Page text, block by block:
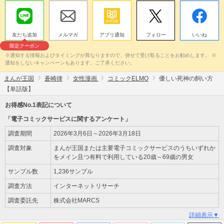
友だち追加
限定クーポン
メルマガ アプリ通知 フォロー いいね
※通知する情報およびタイミングが異なりますので、併せて受け取ることをお勧めします。 ※
通知をしないキャンペーンもあります。ご了承ください。
まんが王国 蒼崎律 女性漫画 コミックELMO
優しい死神の飼い方
【単話版】
お得感No.1表記について
「電子コミックサービスに関するアンケート」
調査期間 2026年3月6日～2026年3月18日
調査対象
まんが王国または主要電子コミックサービスのうちいずれか
をメイン且つ有料で利用している20歳～69歳の男女
サンプル数 1,236サンプル
調査方法 インターネットリサーチ
調査委託先 株式会社MARCS
詳細表示▼